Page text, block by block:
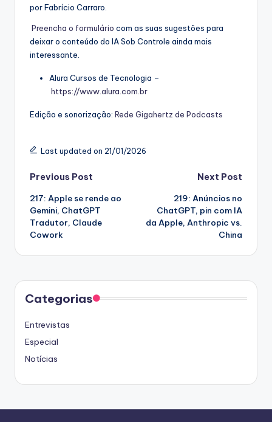
por Fabrício Carraro.
⁠⁠Preencha o formulário⁠⁠ com as suas sugestões para
deixar o conteúdo do IA Sob Controle ainda mais
interessante.
Alura Cursos de Tecnologia –
⁠⁠https://www.alura.com.br⁠⁠
Edição e sonorização: ⁠⁠Rede Gigahertz de Podcasts
Last updated on 21/01/2026
Post
navigation
Previous Post
217: Apple se rende ao
Gemini, ChatGPT
Tradutor, Claude
Cowork
Next Post
219: Anúncios no
ChatGPT, pin com IA
da Apple, Anthropic vs.
China
Categorias
Entrevistas
Especial
Notícias